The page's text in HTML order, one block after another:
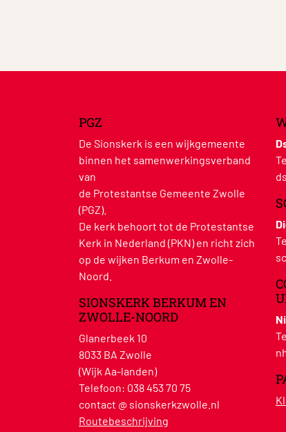
PGZ
De Sionskerk is een wijkgemeente
binnen het samenwerkingsverband
van
de Protestantse Gemeente Zwolle
(PGZ).
De kerk behoort tot de Protestantse
Kerk in Nederland (PKN) en richt zich
op de wijken Berkum en Zwolle-
Noord.
SIONSKERK BERKUM EN
ZWOLLE-NOORD
Glanerbeek 10
8033 BA Zwolle
(Wijk Aa-landen)
Telefoon: 038 453 70 75
contact @ sionskerkzwolle.nl
Routebeschrijving